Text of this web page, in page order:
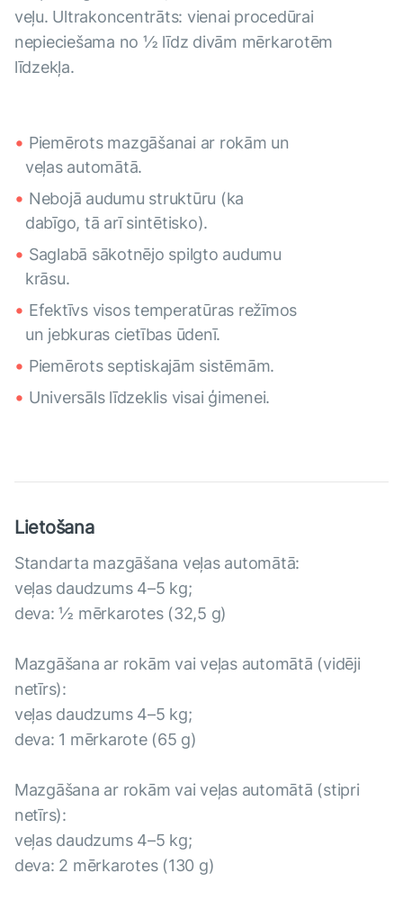
veļu. Ultrakoncentrāts: vienai procedūrai
nepieciešama no ½ līdz divām mērkarotēm
līdzekļa.
Piemērots mazgāšanai ar rokām un
veļas automātā.
Nebojā audumu struktūru (ka
dabīgo, tā arī sintētisko).
Saglabā sākotnējo spilgto audumu
krāsu.
Efektīvs visos temperatūras režīmos
un jebkuras cietības ūdenī.
Piemērots septiskajām sistēmām.
Universāls līdzeklis visai ģimenei.
Lietošana
Standarta mazgāšana veļas automātā:
veļas daudzums 4–5 kg;
deva: ½ mērkarotes (32,5 g)
Mazgāšana ar rokām vai veļas automātā (vidēji
netīrs):
veļas daudzums 4–5 kg;
deva: 1 mērkarote (65 g)
Mazgāšana ar rokām vai veļas automātā (stipri
netīrs):
veļas daudzums 4–5 kg;
deva: 2 mērkarotes (130 g)